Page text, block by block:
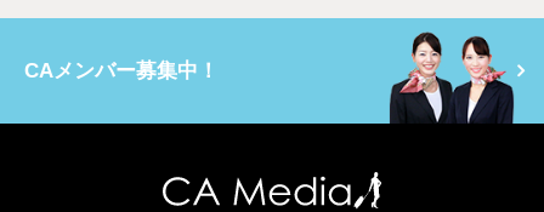
CAメンバー募集中！